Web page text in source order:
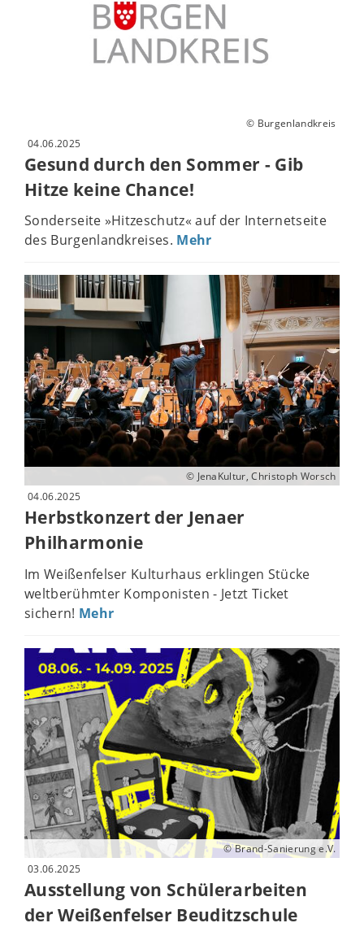
© Burgenlandkreis
04.06.2025
Gesund durch den Sommer - Gib
Hitze keine Chance!
Sonderseite »Hitzeschutz« auf der Internetseite
des Burgenlandkreises. Mehr
© JenaKultur, Christoph Worsch
04.06.2025
Herbstkonzert der Jenaer
Philharmonie
Im Weißenfelser Kulturhaus erklingen Stücke
weltberühmter Komponisten - Jetzt Ticket
sichern! Mehr
© Brand-Sanierung e.V.
03.06.2025
Ausstellung von Schülerarbeiten
der Weißenfelser Beuditzschule